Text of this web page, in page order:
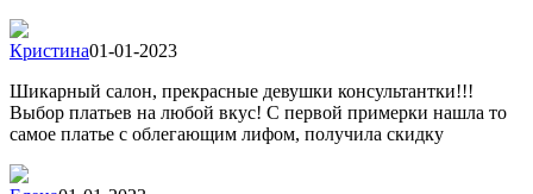
Кристина01-01-2023
Шикарный салон, прекрасные девушки консультантки!!!
Выбор платьев на любой вкус! С первой примерки нашла то
самое платье с облегающим лифом, получила скидку